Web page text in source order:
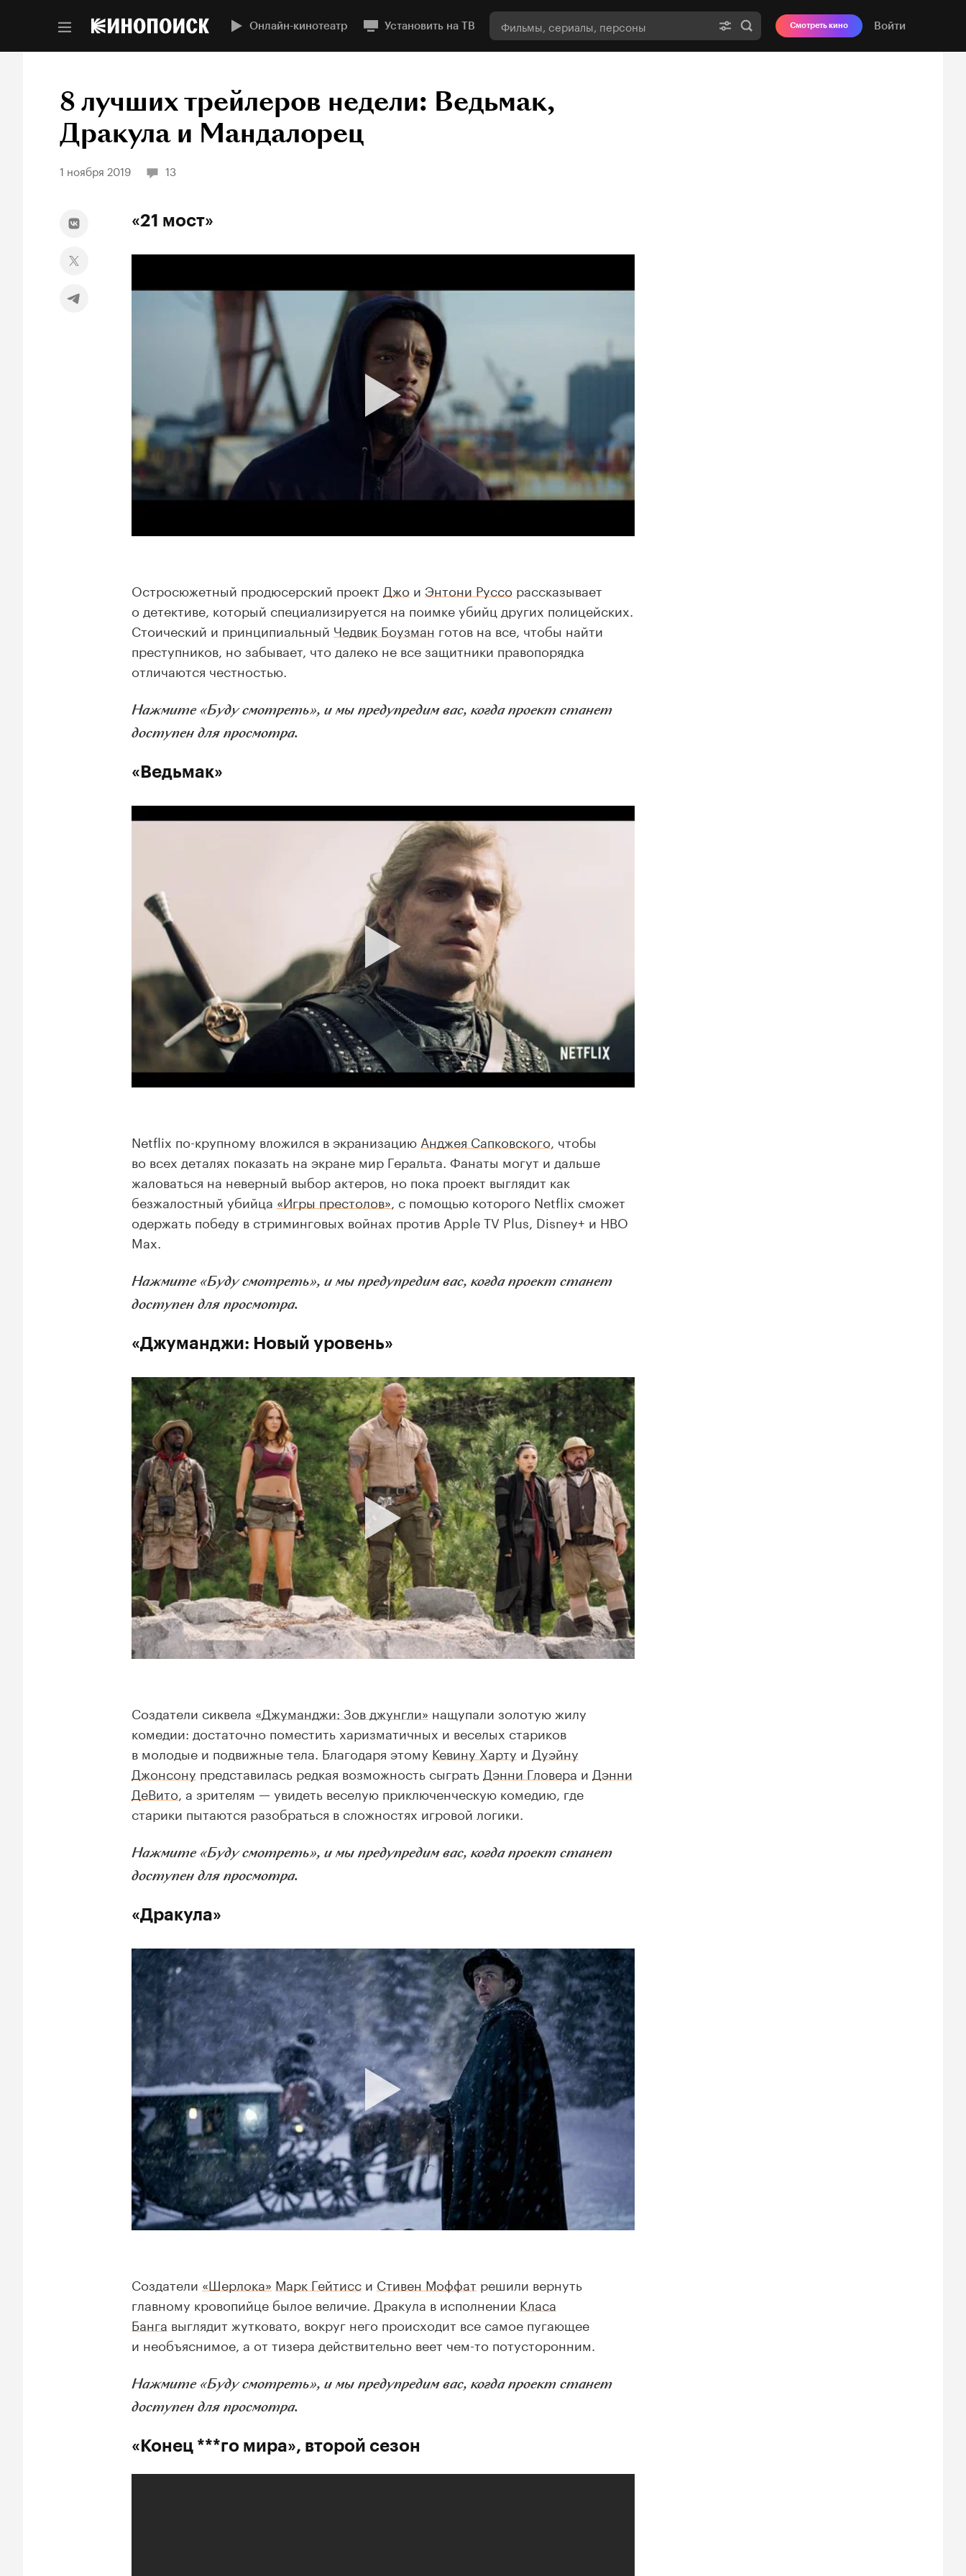
Онлайн-кинотеатр Установить на ТВ Смотреть кино Войти
8 лучших трейлеров недели: Ведьмак,
Дракула и Мандалорец
1 ноября 2019 13
«21 мост»
Остросюжетный продюсерский проект Джо и Энтони Руссо рассказывает
о детективе, который специализируется на поимке убийц других полицейских.
Стоический и принципиальный Чедвик Боузман готов на все, чтобы найти
преступников, но забывает, что далеко не все защитники правопорядка
отличаются честностью.
Нажмите «Буду смотреть», и мы предупредим вас, когда проект станет
доступен для просмотра.
«Ведьмак»
Netflix по-крупному вложился в экранизацию Анджея Сапковского , чтобы
во всех деталях показать на экране мир Геральта. Фанаты могут и дальше
жаловаться на неверный выбор актеров, но пока проект выглядит как
безжалостный убийца «Игры престолов» , с помощью которого Netflix сможет
одержать победу в стриминговых войнах против Apple TV Plus, Disney+ и HBO
Max.
Нажмите «Буду смотреть», и мы предупредим вас, когда проект станет
доступен для просмотра.
«Джуманджи: Новый уровень»
Создатели сиквела «Джуманджи: Зов джунгли» нащупали золотую жилу
комедии: достаточно поместить харизматичных и веселых стариков
в молодые и подвижные тела. Благодаря этому Кевину Харту и Дуэйну
Джонсону представилась редкая возможность сыграть Дэнни Гловера и Дэнни
ДеВито , а зрителям — увидеть веселую приключенческую комедию, где
старики пытаются разобраться в сложностях игровой логики.
Нажмите «Буду смотреть», и мы предупредим вас, когда проект станет
доступен для просмотра.
«Дракула»
Создатели «Шерлока» Марк Гейтисс и Стивен Моффат решили вернуть
главному кровопийце былое величие. Дракула в исполнении Класа
Банга выглядит жутковато, вокруг него происходит все самое пугающее
и необъяснимое, а от тизера действительно веет чем-то потусторонним.
Нажмите «Буду смотреть», и мы предупредим вас, когда проект станет
доступен для просмотра.
«Конец ***го мира», второй сезон